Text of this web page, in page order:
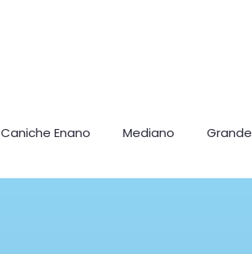
Caniche Enano Mediano Grande